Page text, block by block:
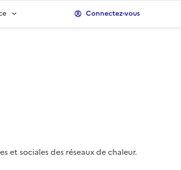
Connectez-vous
et sociales des réseaux de chaleur.